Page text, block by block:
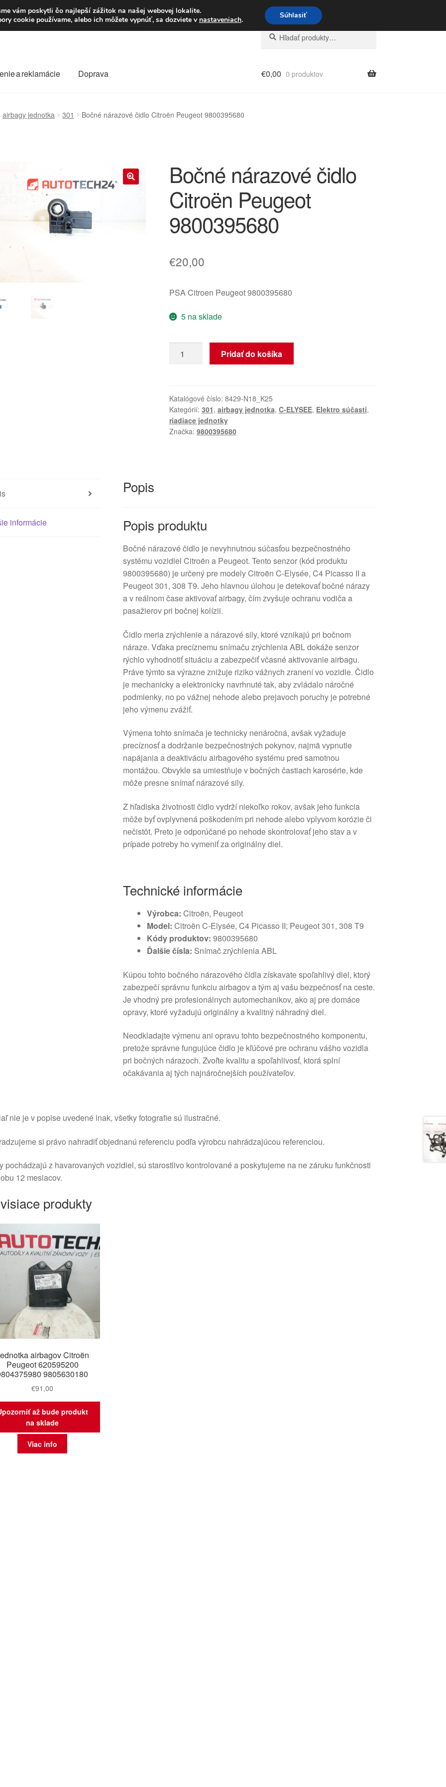
Po–Pi 09:00–16:00 233 221 276
Hľadať:
Vyhľadávanie
a reklamácie Doprava €0,00 0 produktov
airbagy jednotka 301 Bočné nárazové čidlo Citroën Peugeot 9800395680
Bočné nárazové čidlo
Citroën Peugeot
9800395680
€20,00
PSA Citroen Peugeot 9800395680
5 na sklade
Bočné
Citroën
Peugeot
9800395680
Pridať do košíka
Katalógové číslo: 8429-N18_K25
Kategórií: 301, airbagy jednotka, C-ELYSEE, Elektro súčasti,
riadiace jednotky
Značka: 9800395680
informácie
Popis
Popis produktu
Bočné nárazové čidlo je nevyhnutnou súčasťou bezpečnostného
systému vozidiel Citroën a Peugeot. Tento senzor (kód produktu
9800395680) je určený pre modely Citroën C-Elysée, C4 Picasso II a
Peugeot 301, 308 T9. Jeho hlavnou úlohou je detekovať bočné nárazy
a v reálnom čase aktivovať airbagy, čím zvyšuje ochranu vodiča a
pasažierov pri bočnej kolízii.
Čidlo meria zrýchlenie a nárazové sily, ktoré vznikajú pri bočnom
náraze. Vďaka precíznemu snímaču zrýchlenia ABL dokáže senzor
rýchlo vyhodnotiť situáciu a zabezpečiť včasné aktivovanie airbagu.
Práve týmto sa výrazne znižuje riziko vážnych zranení vo vozidle. Čidlo
je mechanicky a elektronicky navrhnuté tak, aby zvládalo náročné
podmienky, no po vážnej nehode alebo prejavoch poruchy je potrebné
jeho výmenu zvážiť.
Výmena tohto snímača je technicky nenáročná, avšak vyžaduje
precíznosť a dodržanie bezpečnostných pokynov, najmä vypnutie
napájania a deaktiváciu airbagového systému pred samotnou
montážou. Obvykle sa umiestňuje v bočných častiach karosérie, kde
môže presne snímať nárazové sily.
Z hľadiska životnosti čidlo vydrží niekoľko rokov, avšak jeho funkcia
môže byť ovplyvnená poškodením pri nehode alebo vplyvom korózie či
nečistôt. Preto je odporúčané po nehode skontrolovať jeho stav a v
prípade potreby ho vymeniť za originálny diel.
Technické informácie
Výrobca: Citroën, Peugeot
Model: Citroën C-Elysée, C4 Picasso II; Peugeot 301, 308 T9
Kódy produktov: 9800395680
Ďalšie čísla: Snímač zrýchlenia ABL
Kúpou tohto bočného nárazového čidla získavate spoľahlivý diel, ktorý
zabezpečí správnu funkciu airbagov a tým aj vašu bezpečnosť na ceste.
Je vhodný pre profesionálnych automechanikov, ako aj pre domáce
opravy, ktoré vyžadujú originálny a kvalitný náhradný diel.
Neodkladajte výmenu ani opravu tohto bezpečnostného komponentu,
pretože správne fungujúce čidlo je kľúčové pre ochranu vášho vozidla
pri bočných nárazoch. Zvoľte kvalitu a spoľahlivosť, ktorá splní
očakávania aj tých najnáročnejších používateľov.
nie je v popise uvedené inak, všetky fotografie sú ilustračné.
si právo nahradiť objednanú referenciu podľa výrobcu nahrádzajúcou referenciou.
pochádzajú z havarovaných vozidiel, sú starostlivo kontrolované a poskytujeme na ne záruku funkčnosti
12 mesiacov.
produkty
airbagov Citroën
Peugeot 620595200
9805630180
€91,00
až bude produkt
na sklade
Viac info
vám poskytli čo najlepší zážitok na našej webovej lokalite.
cookie používame, alebo ich môžete vypnúť, sa dozviete v nastaveniach. Súhlasiť